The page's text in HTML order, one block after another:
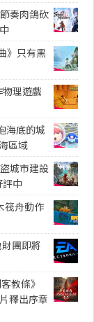
奏肉鴿砍
》只有黑
理遊戲
海底的城
區域
城市建設
評中
筏舟動作
團即將
教條》
釋出序章